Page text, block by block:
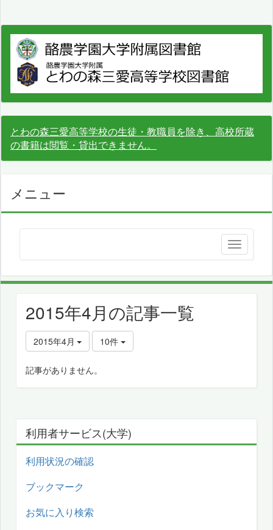
とわの森三愛高等学校の生徒・教職員を除き、高校所蔵
の書籍は閲覧・貸出できません。
メニュー
2015年4月の記事一覧
2015年4月 10件
記事がありません。
利用者サービス(大学)
利用状況の確認
ブックマーク
お気に入り検索